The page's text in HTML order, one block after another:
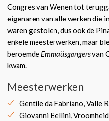
Congres van Wenen tot
eigenaren van alle werken die
waren gestolen, dus ook de
enkele meesterwerken, maar
beroemde Emmaüsgangersvan
kwam.
Meesterwerken
Gentile da Fabriano, Valle
Giovanni Bellini,